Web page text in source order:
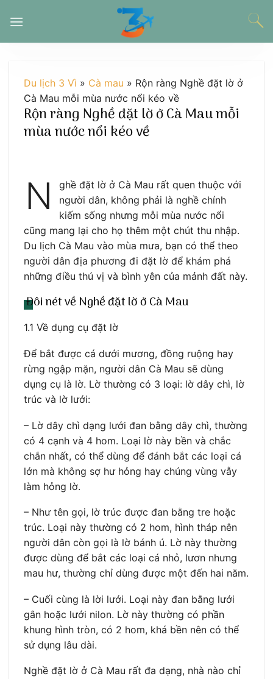
đến
Du lịch 3 Vì » Cà mau » Rộn ràng Nghề đặt lờ ở
Cà Mau mỗi mùa nước nổi kéo về
Rộn ràng Nghề đặt lờ ở Cà Mau mỗi
mùa nước nổi kéo về
N
ghề đặt lờ ở Cà Mau rất quen thuộc với
người dân, không phải là nghề chính
kiếm sống nhưng mỗi mùa nước nổi
cũng mang lại cho họ thêm một chút thu nhập.
Du lịch Cà Mau vào mùa mưa, bạn có thể theo
người dân địa phương đi đặt lờ để khám phá
những điều thú vị và bình yên của mảnh đất này.
Đôi nét về Nghề đặt lờ ở Cà Mau
1.1 Về dụng cụ đặt lờ
Để bắt được cá dưới mương, đồng ruộng hay
rừng ngập mặn, người dân Cà Mau sẽ dùng
dụng cụ là lờ. Lờ thường có 3 loại: lờ dây chì, lờ
trúc và lờ lưới:
– Lờ dây chì dạng lưới đan bằng dây chì, thường
có 4 cạnh và 4 hom. Loại lờ này bền và chắc
chắn nhất, có thể dùng để đánh bắt các loại cá
lớn mà không sợ hư hỏng hay chúng vùng vẫy
làm hỏng lờ.
– Như tên gọi, lờ trúc được đan bằng tre hoặc
trúc. Loại này thường có 2 hom, hình tháp nên
người dân còn gọi là lờ bánh ú. Lờ này thường
được dùng để bắt các loại cá nhỏ, lươn nhưng
mau hư, thường chỉ dùng được một đến hai năm.
– Cuối cùng là lời lưới. Loại này đan bằng lưới
gân hoặc lưới nilon. Lờ này thường có phần
khung hình tròn, có 2 hom, khá bền nên có thể
sử dụng lâu dài.
Nghề đặt lờ ở Cà Mau rất đa dạng, nhà nào chỉ